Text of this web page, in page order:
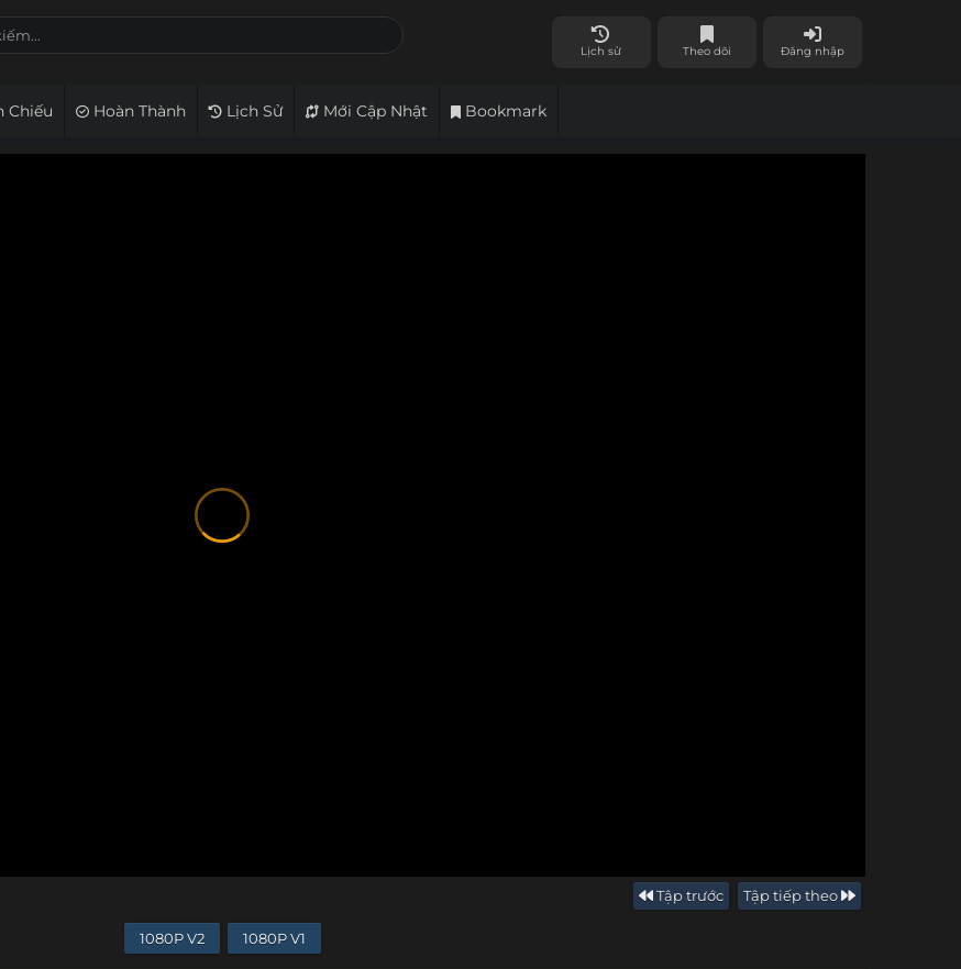
Lịch sử Theo dõi Đăng nhập
Chiếu Hoàn Thành Lịch Sử Mới Cập Nhật Bookmark
Tập trước Tập tiếp theo
1080P V2 1080P V1